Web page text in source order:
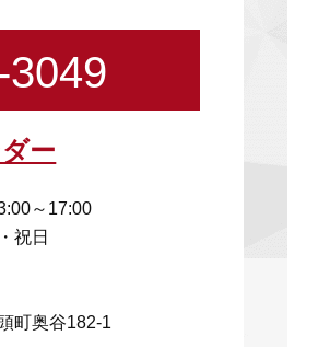
ー
～17:00
祝日
町奥谷182-1